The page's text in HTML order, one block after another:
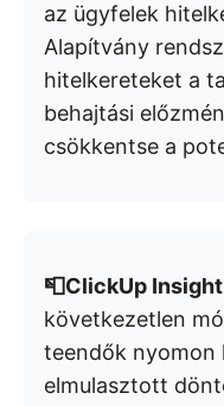
az ügyfelek
Alapítvány
hitelkereteket a
behajtási
csökkentse a
📮ClickUp
következetlen
teendők nyomon
elmulasztott